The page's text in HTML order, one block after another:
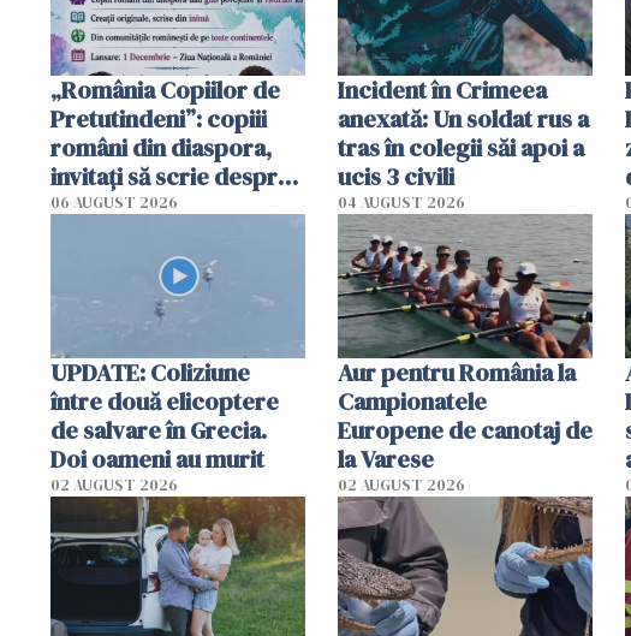
„România Copiilor de
Pretutindeni”: copiii
români din diaspora,
invitați să scrie despre
România într-un volum
06 AUGUST 2026
Incident în Crimeea
anexată: Un soldat rus a
tras în colegii săi apoi a
ucis 3 civili
04 AUGUST 2026
UPDATE: Coliziune
între două elicoptere
de salvare în Grecia.
Doi oameni au murit
02 AUGUST 2026
Aur pentru România la
Campionatele
Europene de canotaj de
la Varese
02 AUGUST 2026